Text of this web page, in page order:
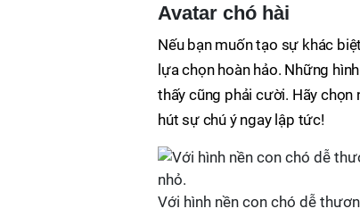
Avatar chó hài
Nếu bạn muốn tạo sự khác
lựa chọn hoàn hảo. Những
thấy cũng phải cười. Hãy chọn
hút sự chú ý ngay lập tức!
Với hình nền con chó dễ